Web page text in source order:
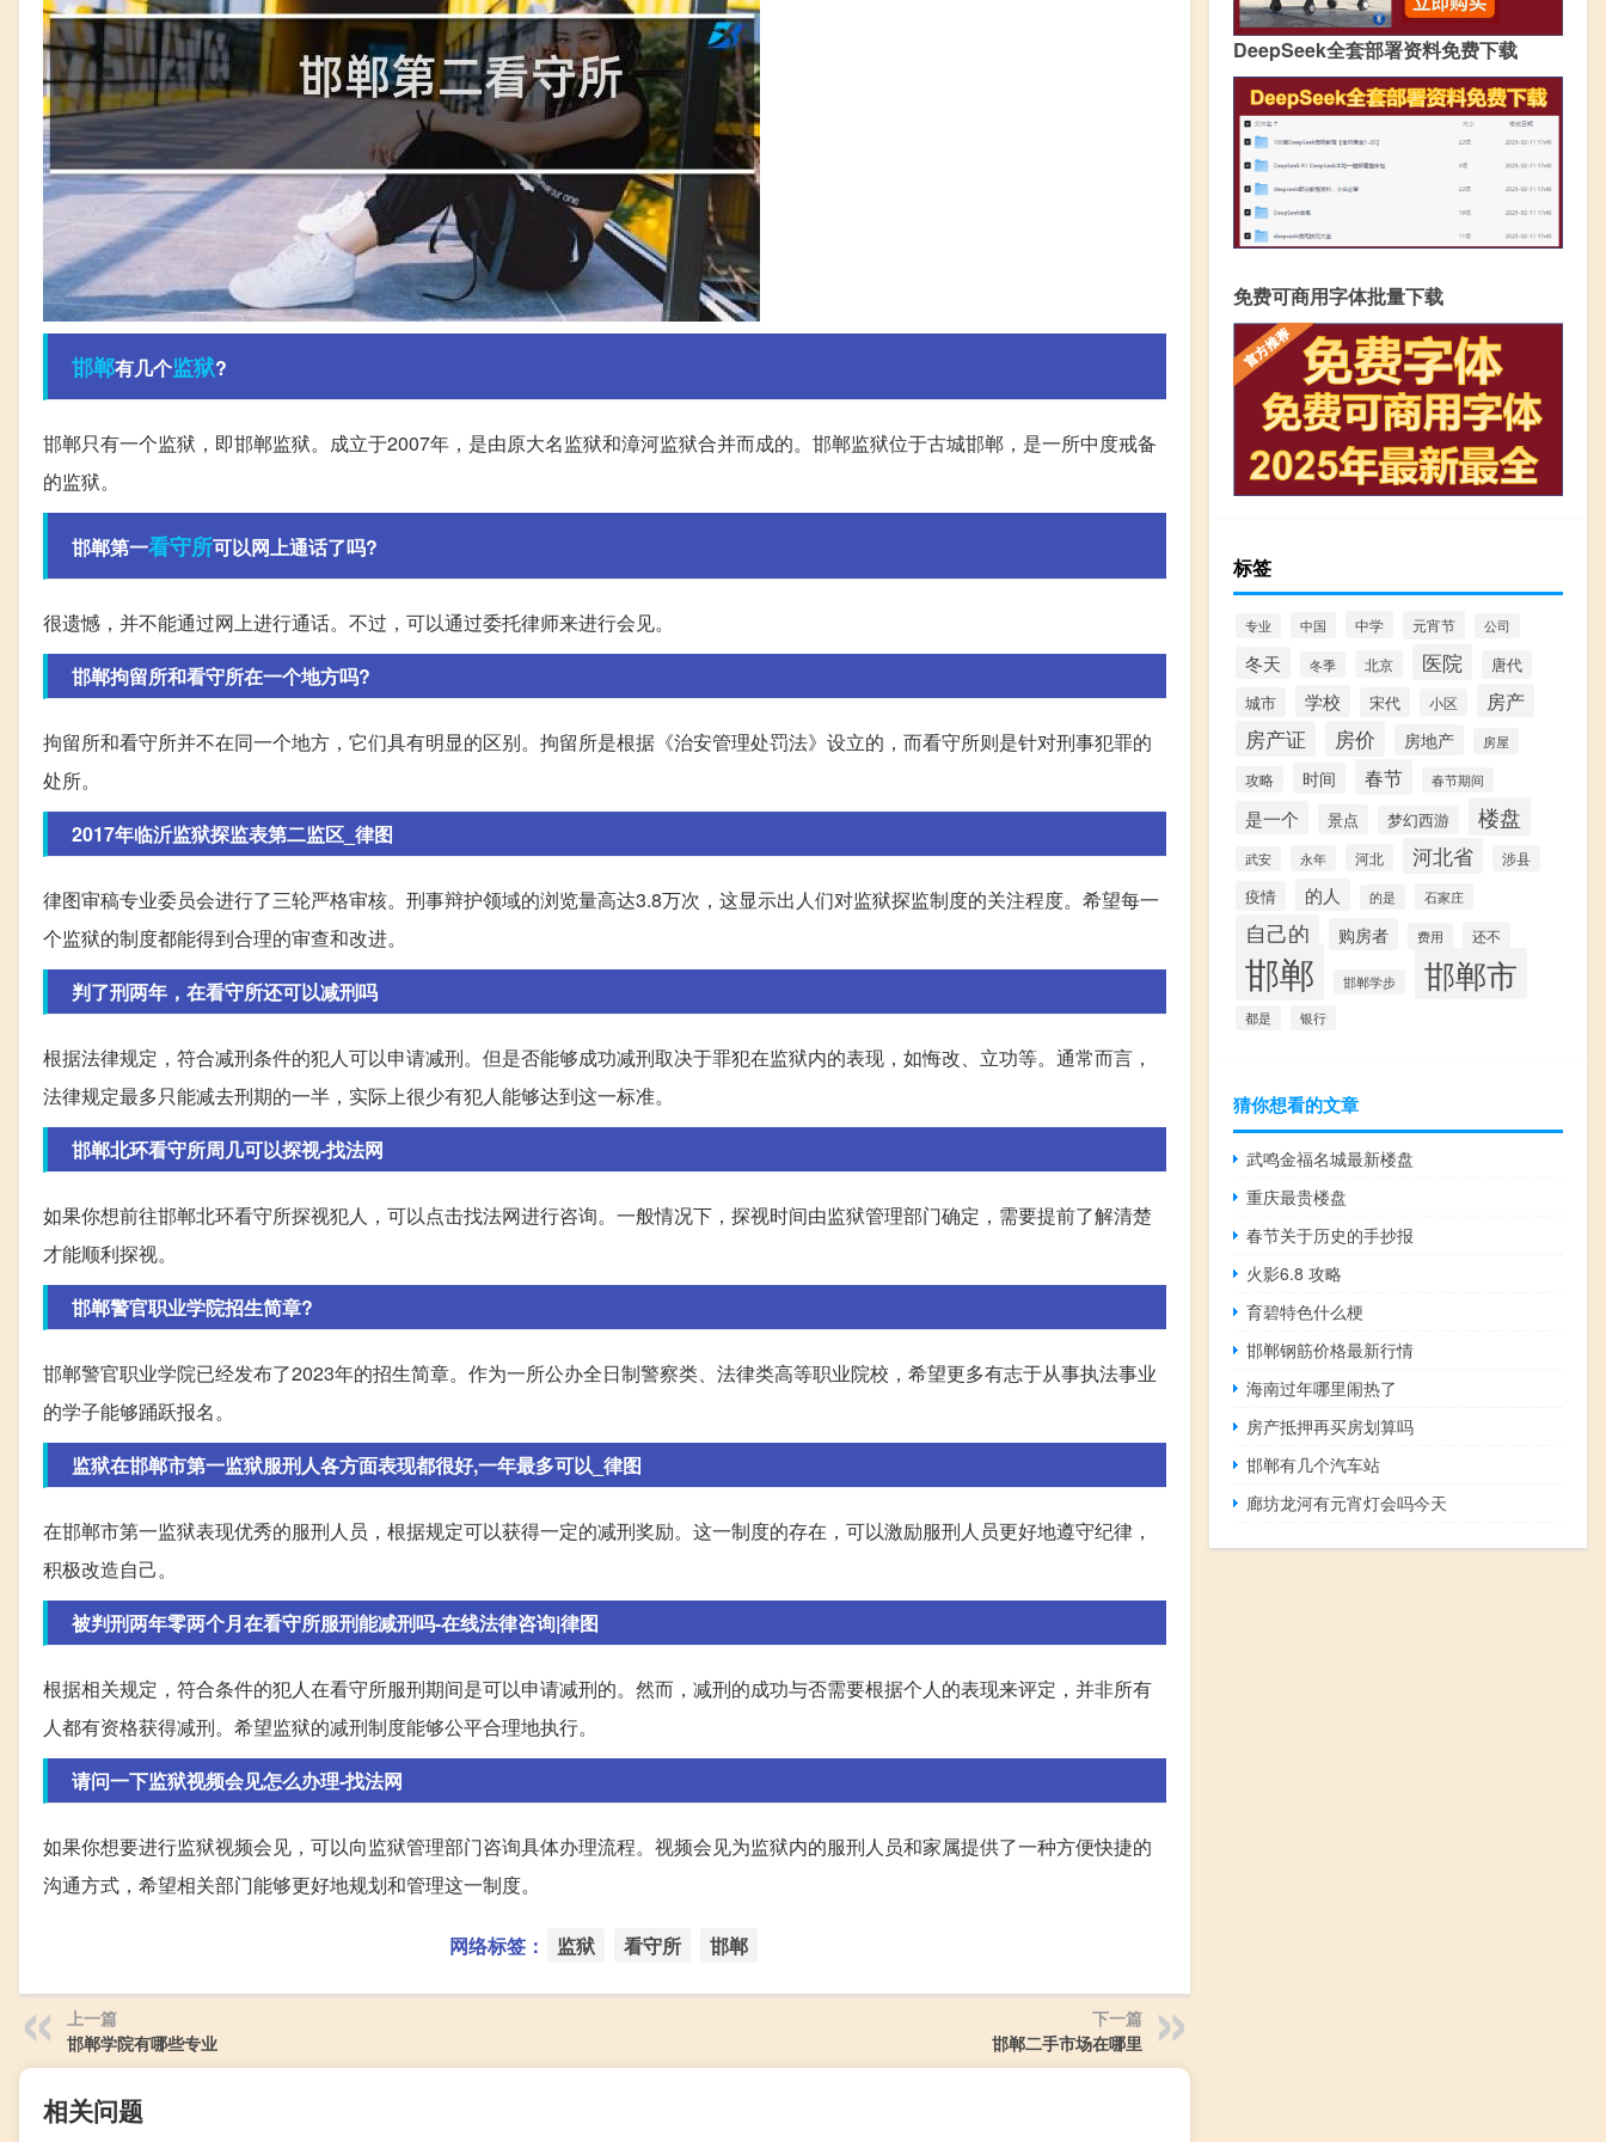
邯郸有几个监狱?
邯郸只有一个监狱，即邯郸监狱。成立于2007年，是由原大名监狱和漳河监狱合并而成的。邯郸监狱位于古城邯郸，是一所中度戒备
的监狱。
邯郸第一看守所可以网上通话了吗?
很遗憾，并不能通过网上进行通话。不过，可以通过委托律师来进行会见。
邯郸拘留所和看守所在一个地方吗?
拘留所和看守所并不在同一个地方，它们具有明显的区别。拘留所是根据《治安管理处罚法》设立的，而看守所则是针对刑事犯罪的
处所。
2017年临沂监狱探监表第二监区_律图
律图审稿专业委员会进行了三轮严格审核。刑事辩护领域的浏览量高达3.8万次，这显示出人们对监狱探监制度的关注程度。希望每一
个监狱的制度都能得到合理的审查和改进。
判了刑两年，在看守所还可以减刑吗
根据法律规定，符合减刑条件的犯人可以申请减刑。但是否能够成功减刑取决于罪犯在监狱内的表现，如悔改、立功等。通常而言，
法律规定最多只能减去刑期的一半，实际上很少有犯人能够达到这一标准。
邯郸北环看守所周几可以探视-找法网
如果你想前往邯郸北环看守所探视犯人，可以点击找法网进行咨询。一般情况下，探视时间由监狱管理部门确定，需要提前了解清楚
才能顺利探视。
邯郸警官职业学院招生简章?
邯郸警官职业学院已经发布了2023年的招生简章。作为一所公办全日制警察类、法律类高等职业院校，希望更多有志于从事执法事业
的学子能够踊跃报名。
监狱在邯郸市第一监狱服刑人各方面表现都很好,一年最多可以_律图
在邯郸市第一监狱表现优秀的服刑人员，根据规定可以获得一定的减刑奖励。这一制度的存在，可以激励服刑人员更好地遵守纪律，
积极改造自己。
被判刑两年零两个月在看守所服刑能减刑吗-在线法律咨询|律图
根据相关规定，符合条件的犯人在看守所服刑期间是可以申请减刑的。然而，减刑的成功与否需要根据个人的表现来评定，并非所有
人都有资格获得减刑。希望监狱的减刑制度能够公平合理地执行。
请问一下监狱视频会见怎么办理-找法网
如果你想要进行监狱视频会见，可以向监狱管理部门咨询具体办理流程。视频会见为监狱内的服刑人员和家属提供了一种方便快捷的
沟通方式，希望相关部门能够更好地规划和管理这一制度。
网络标签： 监狱 看守所 邯郸
上一篇
邯郸学院有哪些专业
下一篇
邯郸二手市场在哪里
相关问题
DeepSeek全套部署资料免费下载
免费可商用字体批量下载
标签
专业 中国 中学 元宵节 公司
冬天 冬季 北京 医院 唐代
城市 学校 宋代 小区 房产
房产证 房价 房地产
房屋
攻略
时间 春节 春节期间
是一个 景点 梦幻西游 楼盘
武安 永年 河北 河北省 涉县
疫情 的人 的是 石家庄
自己的 购房者 费用 还不
邯郸 邯郸学步 邯郸市
都是 银行
猜你想看的文章
武鸣金福名城最新楼盘
重庆最贵楼盘
春节关于历史的手抄报
火影6.8 攻略
育碧特色什么梗
邯郸钢筋价格最新行情
海南过年哪里闹热了
房产抵押再买房划算吗
邯郸有几个汽车站
廊坊龙河有元宵灯会吗今天